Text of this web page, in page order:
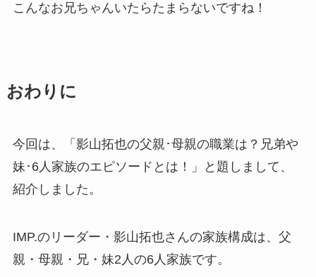
こんなお兄ちゃんいたらたまらないですね！
おわりに
今回は、「影山拓也の父親･母親の職業は？兄弟や
妹･6人家族のエピソードとは！」と題しまして、
紹介しました。
IMP.のリーダー・影山拓也さんの家族構成は、父
親・母親・兄・妹2人の6人家族です。